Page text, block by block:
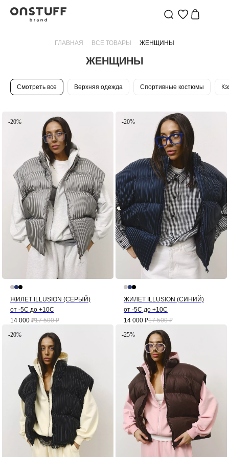
—
БРЕНД
ОДЕЖДЫ
ГЛАВНАЯ ВСЕ ТОВАРЫ ЖЕНЩИНЫ
ЖЕНЩИНЫ
Смотреть все Верхняя одежда Спортивные костюмы
-20%
ЖИЛЕТ ILLUSION (СЕРЫЙ)
от -5С до +10С
14 000 ₽17 500 ₽
-20%
ЖИЛЕТ ILLUSION (СИНИЙ)
от -5С до +10С
14 000 ₽17 500 ₽
-20%
-25%